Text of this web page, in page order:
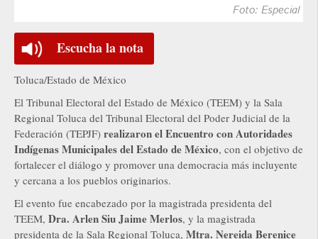
Foto: Especial
Escucha la nota
Toluca/Estado de México
El Tribunal Electoral del Estado de México (TEEM) y la Sala
Regional Toluca del Tribunal Electoral del Poder Judicial de la
Federación (TEPJF) realizaron el Encuentro con Autoridades
Indígenas Municipales del Estado de México, con el objetivo de
fortalecer el diálogo y promover una democracia más incluyente
y cercana a los pueblos originarios.
El evento fue encabezado por la magistrada presidenta del
TEEM, Dra. Arlen Siu Jaime Merlos, y la magistrada
presidenta de la Sala Regional Toluca, Mtra. Nereida Berenice